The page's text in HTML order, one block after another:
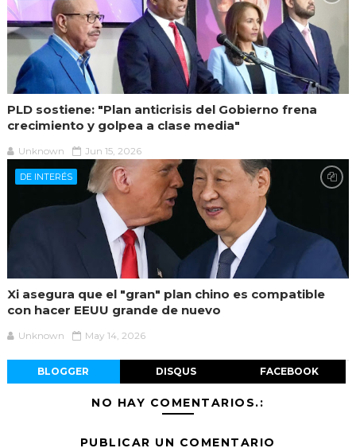
PLD sostiene: "Plan anticrisis del Gobierno frena
crecimiento y golpea a clase media"
Unknown Jun 15, 2026
DE INTERÉS
Xi asegura que el "gran" plan chino es compatible
con hacer EEUU grande de nuevo
Unknown May 14, 2026
BLOGGER DISQUS FACEBOOK
NO HAY COMENTARIOS.:
PUBLICAR UN COMENTARIO